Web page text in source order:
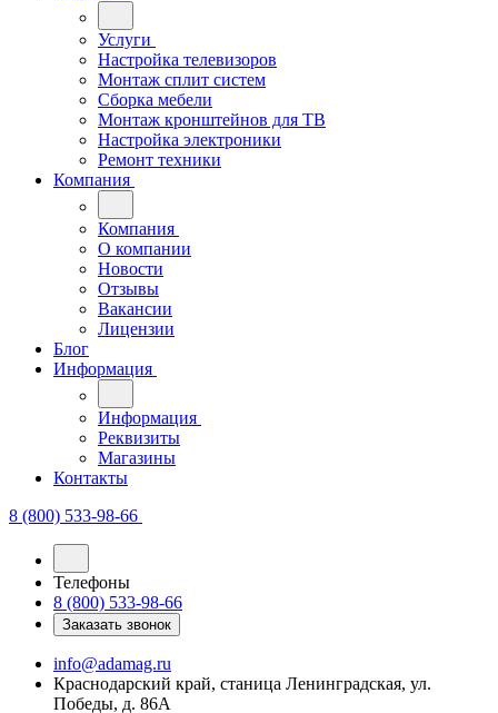
Услуги
Настройка телевизоров
Монтаж сплит систем
Сборка мебели
Монтаж кронштейнов для ТВ
Настройка электроники
Ремонт техники
Компания
Компания
О компании
Новости
Отзывы
Вакансии
Лицензии
Блог
Информация
Информация
Реквизиты
Магазины
Контакты
8 (800) 533-98-66
Телефоны
8 (800) 533-98-66
Заказать звонок
info@adamag.ru
Краснодарский край, станица Ленинградская, ул.
Победы, д. 86А
Пн - Вс: с 9:00 до 18:00